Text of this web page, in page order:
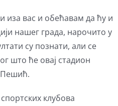
иза вас и обећавам да ћу и
нашег града, нарочито у
су познати, али се
што ће овај стадион
Пешић.
клубова